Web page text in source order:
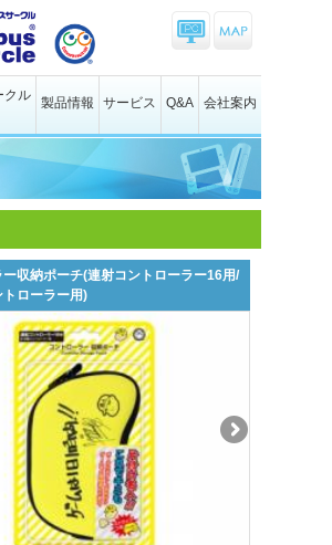
クル
製品情報 サービス Q&A 会社案内
ー収納ポーチ(連射コントローラー16用/
ローラー用)